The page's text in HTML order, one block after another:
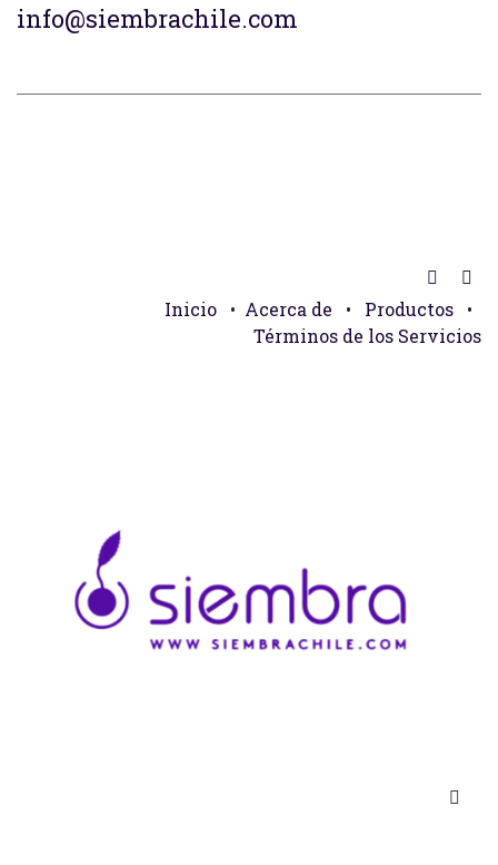
info@siembrachile.com
Inicio • Acerca de • Productos
•
Términos de los Servicios